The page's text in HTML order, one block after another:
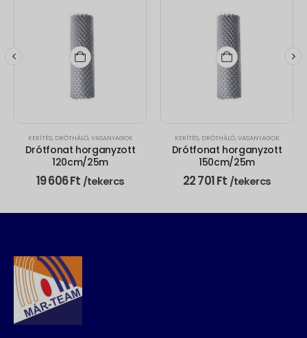
LEIER KAISERSTEIN KANT FEDLAP
KERÍTÉS, DRÓTHÁLÓ, VASANYAGOK
Drótfonat horganyzott
120cm/25m
19 606Ft /tekercs
KERÍTÉS, DRÓTHÁLÓ, VASANYAGOK
Drótfonat horganyzott
150cm/25m
22 701Ft /tekercs